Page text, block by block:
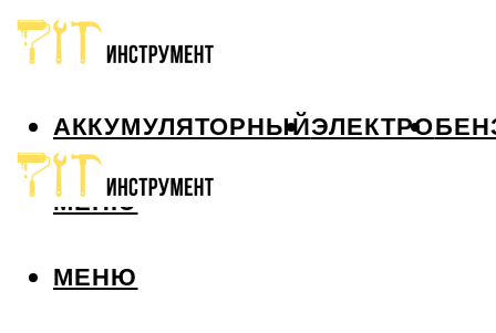
АККУМУЛЯТОРНЫЙЭЛЕКТРО
МЕНЮ
МЕНЮ